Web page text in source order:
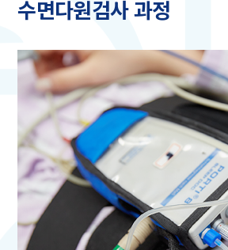
수면다원검사 과정